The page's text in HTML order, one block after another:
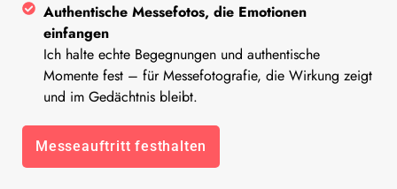
Authentische Messefotos, die Emotionen
einfangen
Ich halte echte Begegnungen und authentische
Momente fest – für Messefotografie, die Wirkung zeigt
und im Gedächtnis bleibt.
Messeauftritt festhalten